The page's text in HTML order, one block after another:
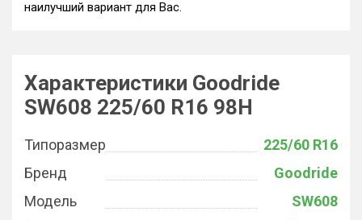
наилучший вариант для Вас.
Характеристики Goodride
SW608 225/60 R16 98H
Типоразмер
225/60 R16
Бренд
Goodride
Модель
SW608